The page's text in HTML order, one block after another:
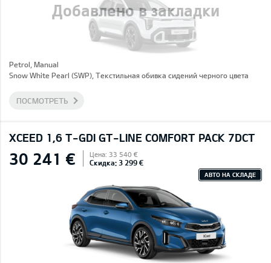
Добавлено в закладки
Petrol, Manual
Snow White Pearl (SWP), Текстильная обивка сидений черного цвета
ПОСМОТРЕТЬ
XCEED 1,6 T-GDI GT-LINE COMFORT PACK 7DCT
30 241 € Цена: 33 540 €
Скидка: 3 299 €
АВТО НА СКЛАДЕ